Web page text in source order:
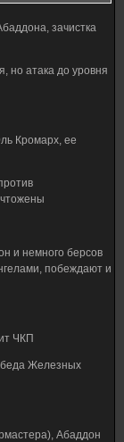
зачистка
но атака до уровня
Кромарх, ее
и немного берсов
побеждают и
ЧКП
Железных
Абаддон